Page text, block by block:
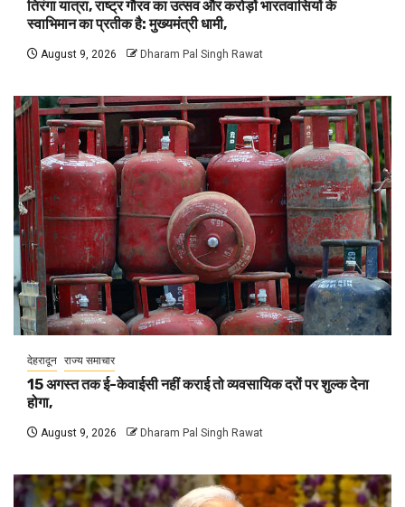
तिरंगा यात्रा, राष्ट्र गौरव का उत्सव और करोड़ों भारतवासियों के
स्वाभिमान का प्रतीक है: मुख्यमंत्री धामी,
August 9, 2026 Dharam Pal Singh Rawat
देहरादून राज्य समाचार
15 अगस्त तक ई-केवाईसी नहीं कराई तो व्यवसायिक दरों पर शुल्क देना
होगा,
August 9, 2026 Dharam Pal Singh Rawat